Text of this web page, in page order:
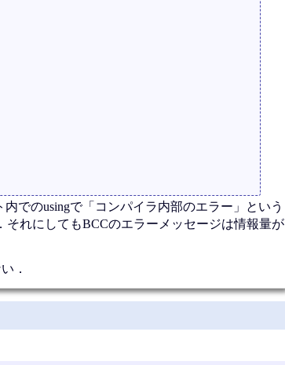
でのusingで「コンパイラ内部のエラー」という
れにしてもBCCのエラーメッセージは情報量が
．